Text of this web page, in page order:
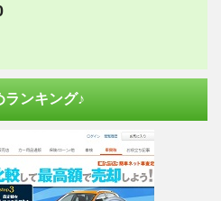
ランキング♪